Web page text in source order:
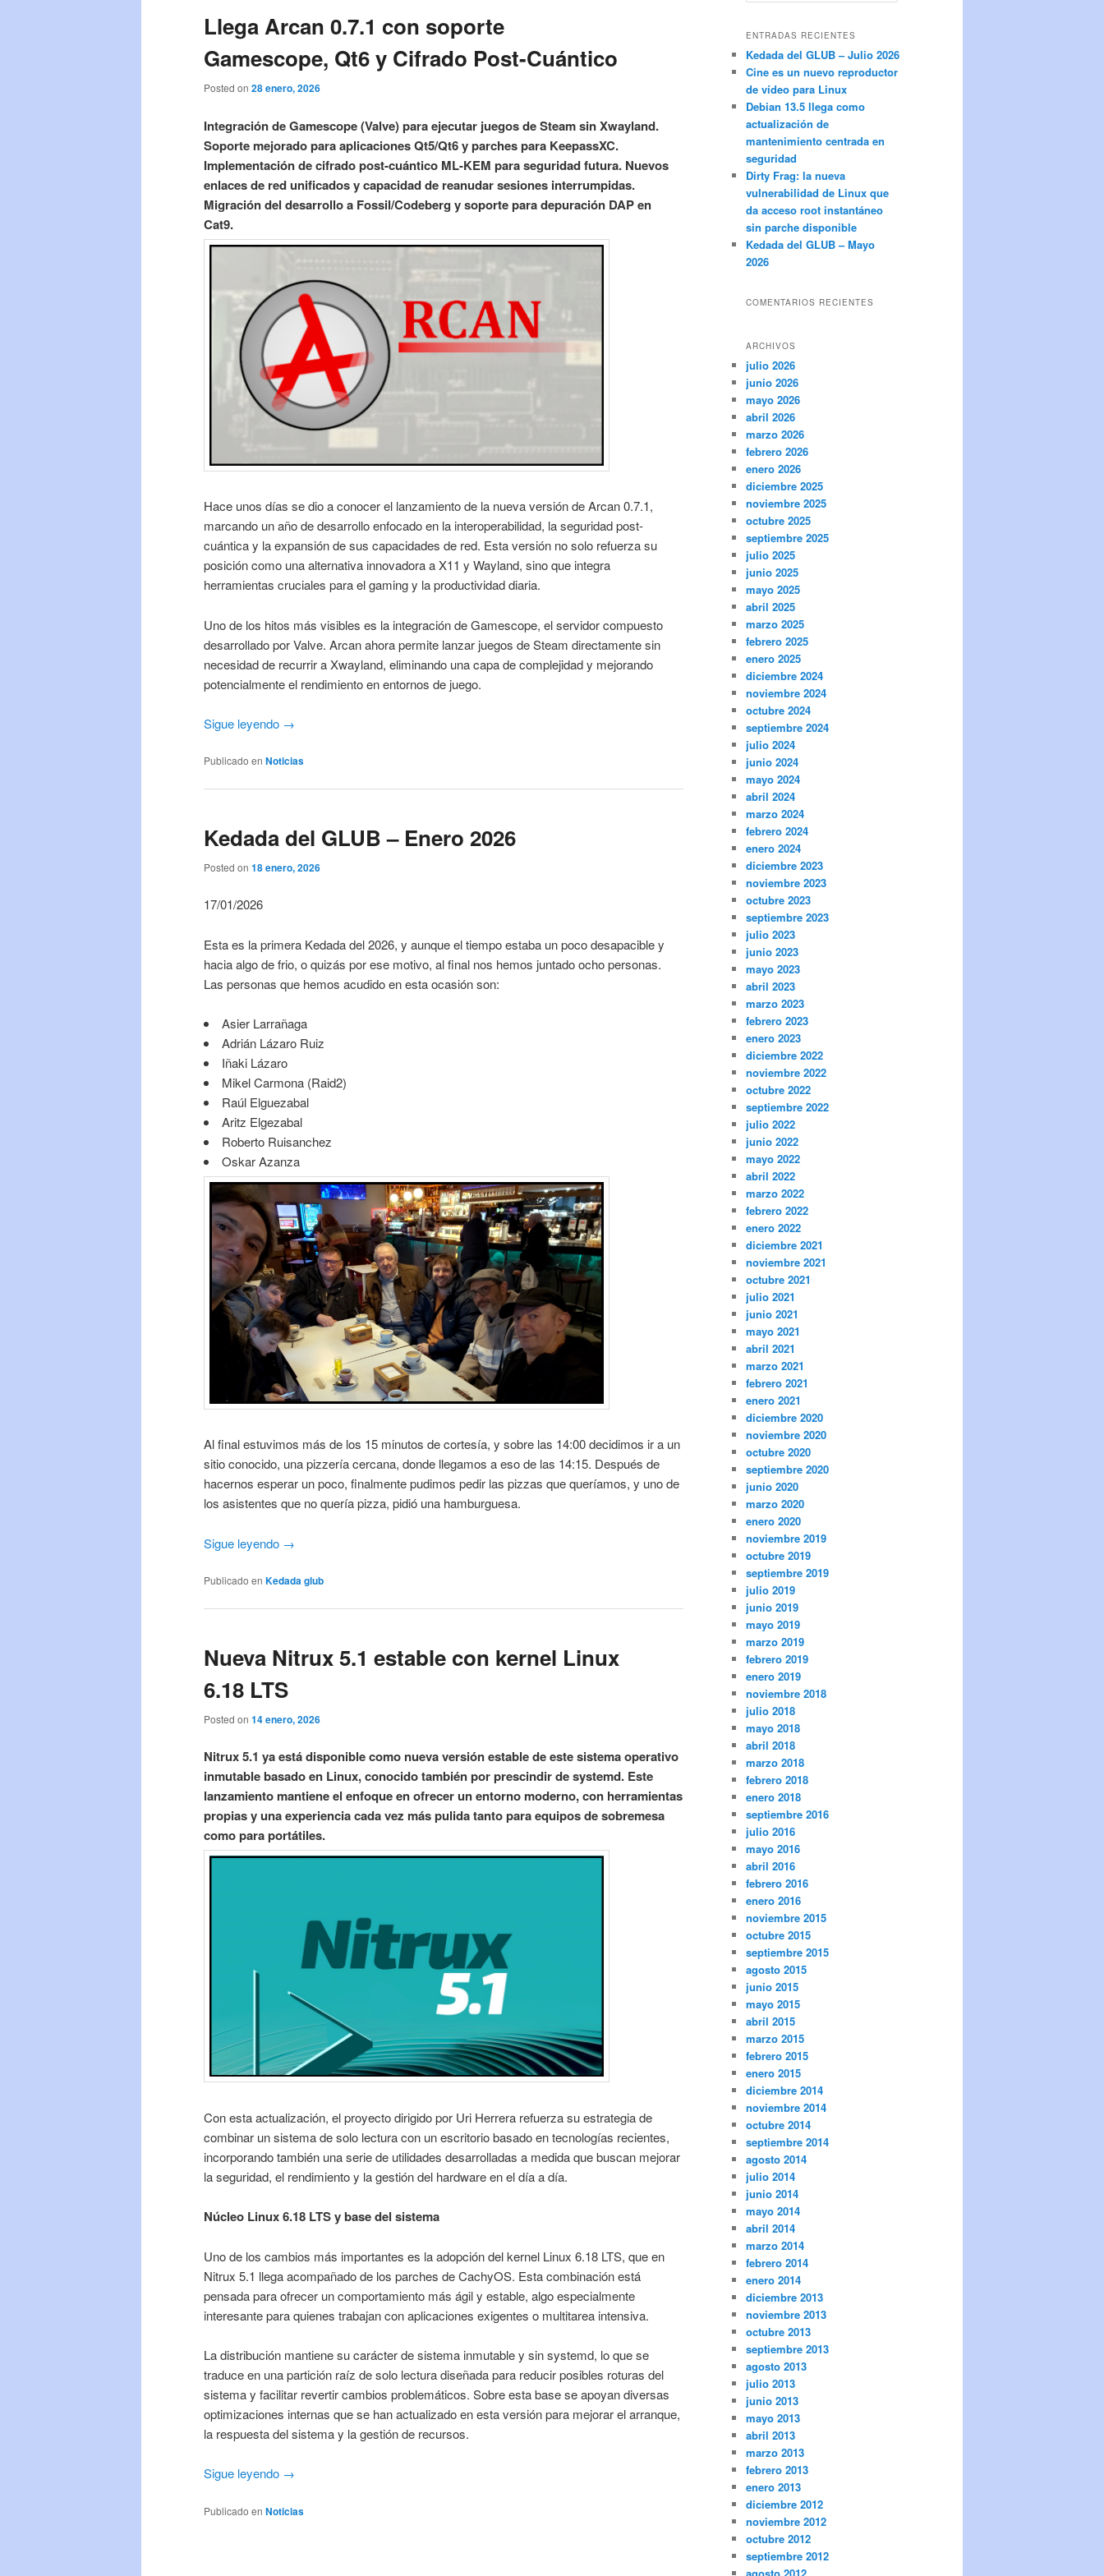
Llega Arcan 0.7.1 con soporte
Gamescope, Qt6 y Cifrado Post-Cuántico
Posted on 28 enero, 2026
Integración de Gamescope (Valve) para ejecutar juegos de Steam sin Xwayland.
Soporte mejorado para aplicaciones Qt5/Qt6 y parches para KeepassXC.
Implementación de cifrado post-cuántico ML-KEM para seguridad futura. Nuevos
enlaces de red unificados y capacidad de reanudar sesiones interrumpidas.
Migración del desarrollo a Fossil/Codeberg y soporte para depuración DAP en
Cat9.
Hace unos días se dio a conocer el lanzamiento de la nueva versión de Arcan 0.7.1,
marcando un año de desarrollo enfocado en la interoperabilidad, la seguridad post-
cuántica y la expansión de sus capacidades de red. Esta versión no solo refuerza su
posición como una alternativa innovadora a X11 y Wayland, sino que integra
herramientas cruciales para el gaming y la productividad diaria.
Uno de los hitos más visibles es la integración de Gamescope, el servidor compuesto
desarrollado por Valve. Arcan ahora permite lanzar juegos de Steam directamente sin
necesidad de recurrir a Xwayland, eliminando una capa de complejidad y mejorando
potencialmente el rendimiento en entornos de juego.
Sigue leyendo →
Publicado en Noticias
Kedada del GLUB – Enero 2026
Posted on 18 enero, 2026
17/01/2026
Esta es la primera Kedada del 2026, y aunque el tiempo estaba un poco desapacible y
hacia algo de frio, o quizás por ese motivo, al final nos hemos juntado ocho personas.
Las personas que hemos acudido en esta ocasión son:
Asier Larrañaga
Adrián Lázaro Ruiz
Iñaki Lázaro
Mikel Carmona (Raid2)
Raúl Elguezabal
Aritz Elgezabal
Roberto Ruisanchez
Oskar Azanza
Al final estuvimos más de los 15 minutos de cortesía, y sobre las 14:00 decidimos ir a un
sitio conocido, una pizzería cercana, donde llegamos a eso de las 14:15. Después de
hacernos esperar un poco, finalmente pudimos pedir las pizzas que queríamos, y uno de
los asistentes que no quería pizza, pidió una hamburguesa.
Sigue leyendo →
Publicado en Kedada glub
Nueva Nitrux 5.1 estable con kernel Linux
6.18 LTS
Posted on 14 enero, 2026
Nitrux 5.1 ya está disponible como nueva versión estable de este sistema operativo
inmutable basado en Linux, conocido también por prescindir de systemd. Este
lanzamiento mantiene el enfoque en ofrecer un entorno moderno, con herramientas
propias y una experiencia cada vez más pulida tanto para equipos de sobremesa
como para portátiles.
Con esta actualización, el proyecto dirigido por Uri Herrera refuerza su estrategia de
combinar un sistema de solo lectura con un escritorio basado en tecnologías recientes,
incorporando también una serie de utilidades desarrolladas a medida que buscan mejorar
la seguridad, el rendimiento y la gestión del hardware en el día a día.
Núcleo Linux 6.18 LTS y base del sistema
Uno de los cambios más importantes es la adopción del kernel Linux 6.18 LTS, que en
Nitrux 5.1 llega acompañado de los parches de CachyOS. Esta combinación está
pensada para ofrecer un comportamiento más ágil y estable, algo especialmente
interesante para quienes trabajan con aplicaciones exigentes o multitarea intensiva.
La distribución mantiene su carácter de sistema inmutable y sin systemd, lo que se
traduce en una partición raíz de solo lectura diseñada para reducir posibles roturas del
sistema y facilitar revertir cambios problemáticos. Sobre esta base se apoyan diversas
optimizaciones internas que se han actualizado en esta versión para mejorar el arranque,
la respuesta del sistema y la gestión de recursos.
Sigue leyendo →
Publicado en Noticias
c
r
ENTRADAS RECIENTES
Kedada del GLUB – Julio 2026
Cine es un nuevo reproductor
de vídeo para Linux
Debian 13.5 llega como
actualización de
mantenimiento centrada en
seguridad
Dirty Frag: la nueva
vulnerabilidad de Linux que
da acceso root instantáneo
sin parche disponible
Kedada del GLUB – Mayo
2026
COMENTARIOS RECIENTES
ARCHIVOS
julio 2026
junio 2026
mayo 2026
abril 2026
marzo 2026
febrero 2026
enero 2026
diciembre 2025
noviembre 2025
octubre 2025
septiembre 2025
julio 2025
junio 2025
mayo 2025
abril 2025
marzo 2025
febrero 2025
enero 2025
diciembre 2024
noviembre 2024
octubre 2024
septiembre 2024
julio 2024
junio 2024
mayo 2024
abril 2024
marzo 2024
febrero 2024
enero 2024
diciembre 2023
noviembre 2023
octubre 2023
septiembre 2023
julio 2023
junio 2023
mayo 2023
abril 2023
marzo 2023
febrero 2023
enero 2023
diciembre 2022
noviembre 2022
octubre 2022
septiembre 2022
julio 2022
junio 2022
mayo 2022
abril 2022
marzo 2022
febrero 2022
enero 2022
diciembre 2021
noviembre 2021
octubre 2021
julio 2021
junio 2021
mayo 2021
abril 2021
marzo 2021
febrero 2021
enero 2021
diciembre 2020
noviembre 2020
octubre 2020
septiembre 2020
junio 2020
marzo 2020
enero 2020
noviembre 2019
octubre 2019
septiembre 2019
julio 2019
junio 2019
mayo 2019
marzo 2019
febrero 2019
enero 2019
noviembre 2018
julio 2018
mayo 2018
abril 2018
marzo 2018
febrero 2018
enero 2018
septiembre 2016
julio 2016
mayo 2016
abril 2016
febrero 2016
enero 2016
noviembre 2015
octubre 2015
septiembre 2015
agosto 2015
junio 2015
mayo 2015
abril 2015
marzo 2015
febrero 2015
enero 2015
diciembre 2014
noviembre 2014
octubre 2014
septiembre 2014
agosto 2014
julio 2014
junio 2014
mayo 2014
abril 2014
marzo 2014
febrero 2014
enero 2014
diciembre 2013
noviembre 2013
octubre 2013
septiembre 2013
agosto 2013
julio 2013
junio 2013
mayo 2013
abril 2013
marzo 2013
febrero 2013
enero 2013
diciembre 2012
noviembre 2012
octubre 2012
septiembre 2012
agosto 2012